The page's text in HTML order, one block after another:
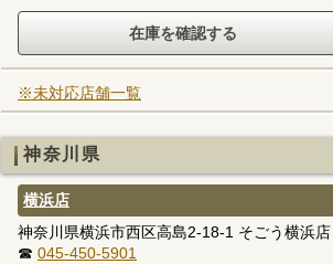
※未対応店舗一覧
神奈川県
横浜店
神奈川県横浜市西区高島2-18-1 そごう横浜
☎ 045-450-5901